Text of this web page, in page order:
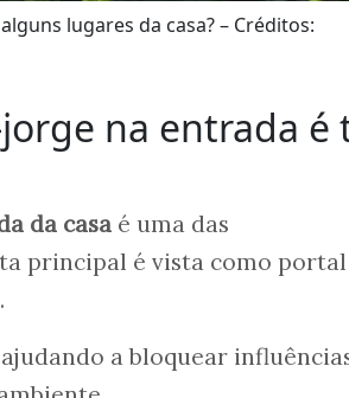
lugares da casa? – Créditos:
na entrada é
da casa é uma das
principal é vista como
a bloquear